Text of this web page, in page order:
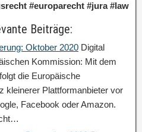
#europarecht #jura #law
Beiträge:
Oktober 2020 Digital
Kommission: Mit dem
die Europäische
kleinerer Plattformanbieter vor
Facebook oder Amazon.